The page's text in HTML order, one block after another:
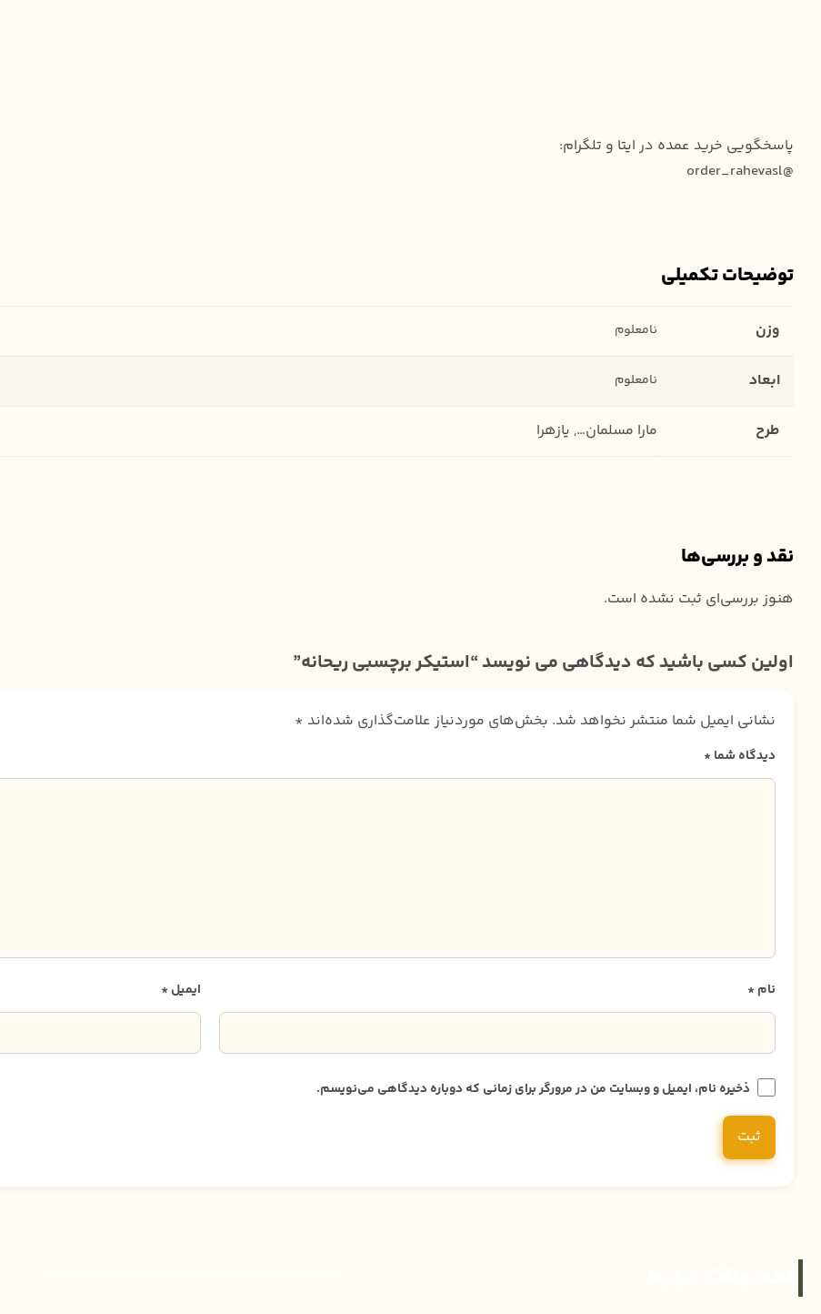
پاسخگویی خرید عمده در ایتا و تلگرام:
@order_rahevasl
توضیحات تکمیلی
وزن نامعلوم
ابعاد نامعلوم
طرح مارا مسلمان…, یازهرا
نقد و بررسی‌ها
هنوز بررسی‌ای ثبت نشده است.
اولین کسی باشید که دیدگاهی می نویسد “استیکر برچسبی ریحانه”
نشانی ایمیل شما منتشر نخواهد شد. بخش‌های موردنیاز علامت‌گذاری شده‌اند *
دیدگاه شما*
نام* ایمیل*
ذخیره نام، ایمیل و وبسایت من در مرورگر برای زمانی که دوباره دیدگاهی می‌نویسم.